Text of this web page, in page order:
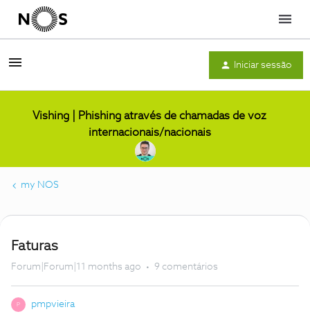
Menu
Iniciar sessão
Vishing | Phishing através de chamadas de voz
internacionais/nacionais
my NOS
Faturas
Forum|Forum|11 months ago 9 comentários
P pmpvieira